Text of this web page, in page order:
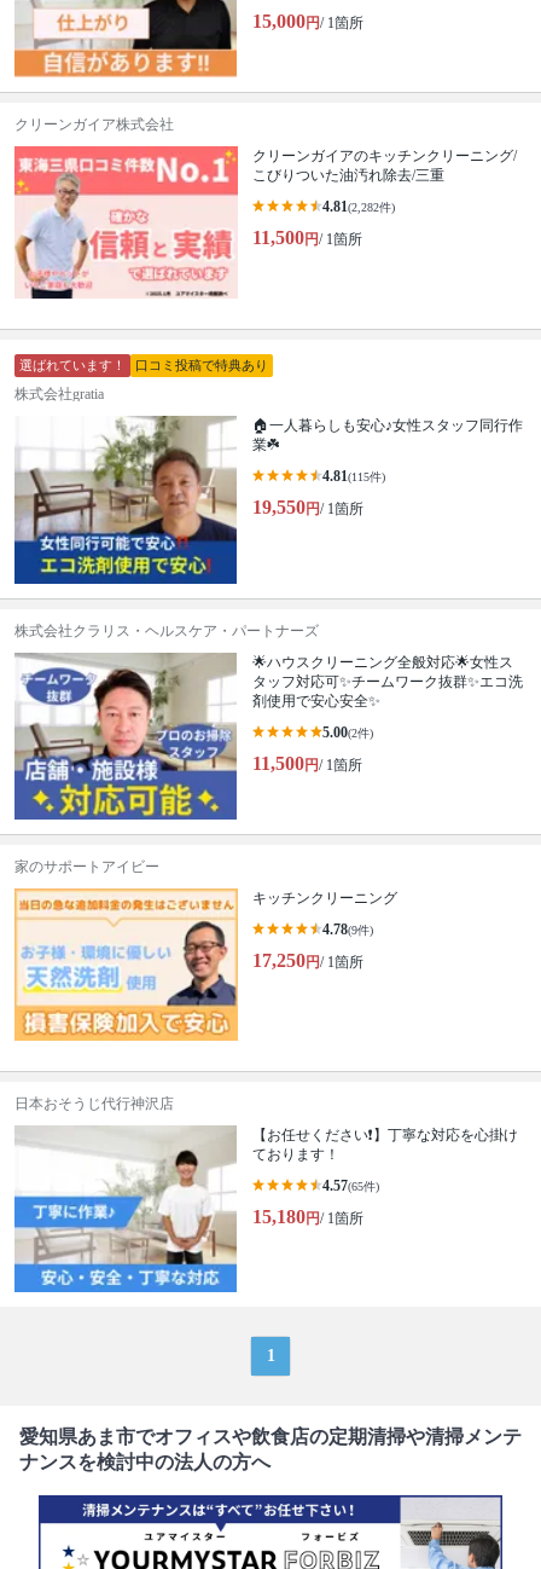
15,000円/ 1箇所
クリーンガイア株式会社
クリーンガイアのキッチンクリーニング/
こびりついた油汚れ除去/三重
4.81(2,282件)
11,500円/ 1箇所
選ばれています！ 口コミ投稿で特典あり
株式会社gratia
🏠一人暮らしも安心♪女性スタッフ同行作
業☘️
4.81(115件)
19,550円/ 1箇所
株式会社クラリス・ヘルスケア・パートナーズ
🌟ハウスクリーニング全般対応🌟女性ス
タッフ対応可✨チームワーク抜群✨エコ洗
剤使用で安心安全✨
5.00(2件)
11,500円/ 1箇所
家のサポートアイビー
キッチンクリーニング
4.78(9件)
17,250円/ 1箇所
日本おそうじ代行神沢店
【お任せください❗️】丁寧な対応を心掛け
ております！
4.57(65件)
15,180円/ 1箇所
1
愛知県あま市でオフィスや飲食店の定期清掃や清掃メンテ
ナンスを検討中の法人の方へ